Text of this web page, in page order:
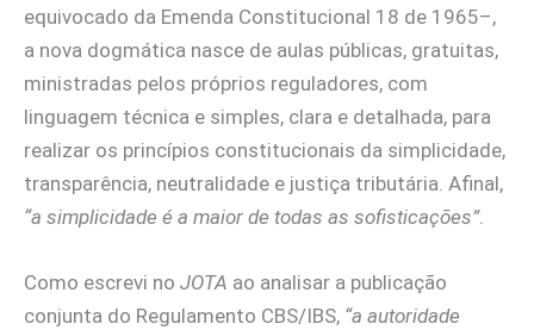
equivocado da Emenda Constitucional 18 de 1965–,
a nova dogmática nasce de aulas públicas, gratuitas,
ministradas pelos próprios reguladores, com
linguagem técnica e simples, clara e detalhada, para
realizar os princípios constitucionais da simplicidade,
transparência, neutralidade e justiça tributária. Afinal,
“a simplicidade é a maior de todas as sofisticações”.
Como escrevi no JOTA ao analisar a publicação
conjunta do Regulamento CBS/IBS, “a autoridade